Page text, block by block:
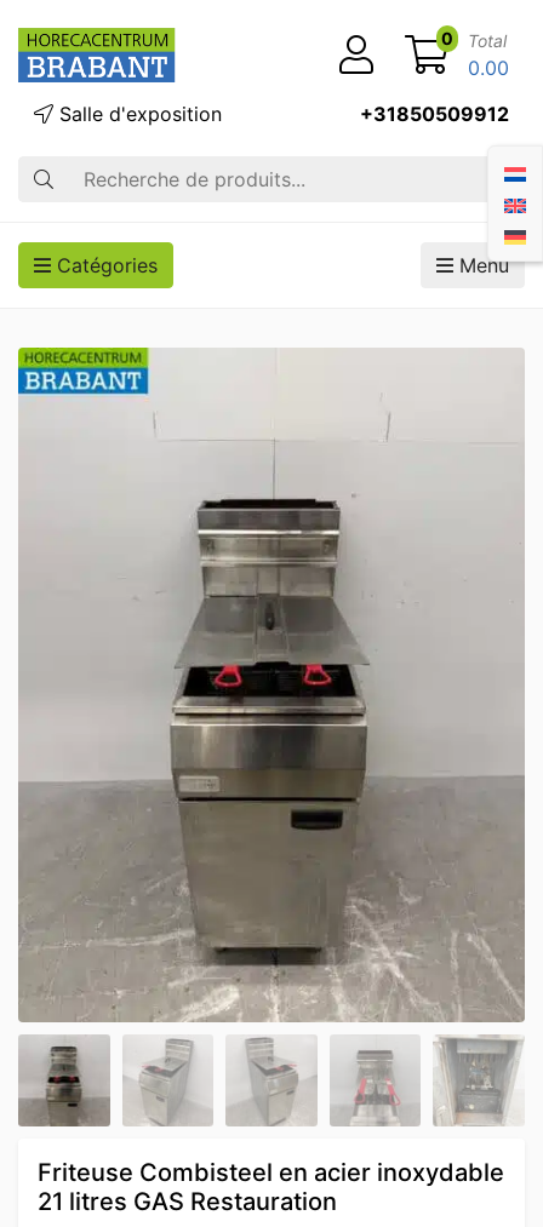
Recherche
Salle d'exposition +31850509912
0 Total
0.00
Catégories Menu
Friteuse Combisteel en acier inoxydable
21 litres GAS Restauration